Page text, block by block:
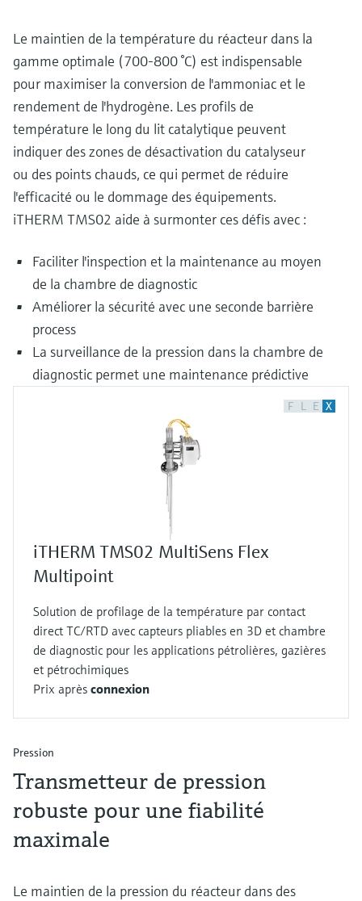
Le maintien de la température du réacteur dans la
gamme optimale (700-800 °C) est indispensable
pour maximiser la conversion de l'ammoniac et le
rendement de l'hydrogène. Les profils de
température le long du lit catalytique peuvent
indiquer des zones de désactivation du catalyseur
ou des points chauds, ce qui permet de réduire
l'efficacité ou le dommage des équipements.
iTHERM TMS02 aide à surmonter ces défis avec :
Faciliter l'inspection et la maintenance au moyen
de la chambre de diagnostic
Améliorer la sécurité avec une seconde barrière
process
La surveillance de la pression dans la chambre de
diagnostic permet une maintenance prédictive
F L E X
iTHERM TMS02 MultiSens Flex
Multipoint
Solution de profilage de la température par contact
direct TC/RTD avec capteurs pliables en 3D et chambre
de diagnostic pour les applications pétrolières, gazières
et pétrochimiques
Prix après connexion
Pression
Transmetteur de pression
robuste pour une fiabilité
maximale
Le maintien de la pression du réacteur dans des